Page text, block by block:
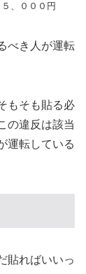
０００円
べき人が運転
もそも貼る必
の違反は該当
運転している
貼ればいいっ